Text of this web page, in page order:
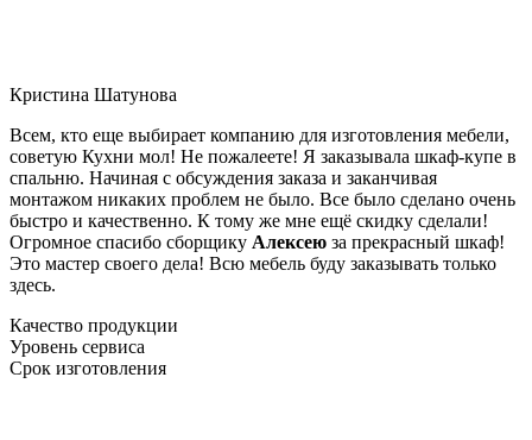
Кристина Шатунова
Всем, кто еще выбирает компанию для изготовления мебели,
советую Кухни мол! Не пожалеете! Я заказывала шкаф-купе в
спальню. Начиная с обсуждения заказа и заканчивая
монтажом никаких проблем не было. Все было сделано очень
быстро и качественно. К тому же мне ещё скидку сделали!
Огромное спасибо сборщику Алексею за прекрасный шкаф!
Это мастер своего дела! Всю мебель буду заказывать только
здесь.
Качество продукции
Уровень сервиса
Срок изготовления